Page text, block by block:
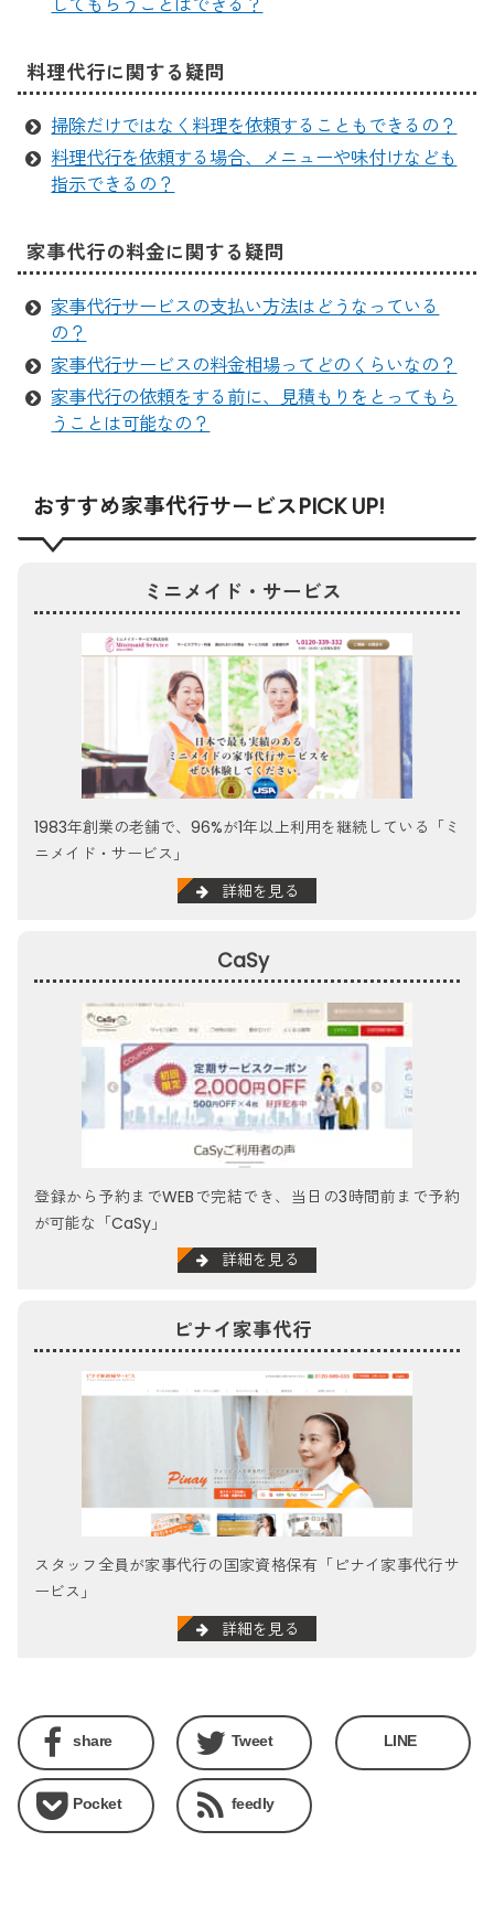
してもらうことはできる？
料理代行に関する疑問
掃除だけではなく料理を依頼することもできるの？
料理代行を依頼する場合、メニューや味付けなども
指示できるの？
家事代行の料金に関する疑問
家事代行サービスの支払い方法はどうなっている
の？
家事代行サービスの料金相場ってどのくらいなの？
家事代行の依頼をする前に、見積もりをとってもら
うことは可能なの？
おすすめ家事代行サービスPICK UP!
ミニメイド・サービス
1983年創業の老舗で、96%が1年以上利用を継続している「ミ
ニメイド・サービス」
詳細を見る
CaSy
登録から予約までWEBで完結でき、当日の3時間前まで予約
が可能な「CaSy」
詳細を見る
ピナイ家事代行
スタッフ全員が家事代行の国家資格保有「ピナイ家事代行サ
ービス」
詳細を見る
share Tweet LINE
Pocket feedly